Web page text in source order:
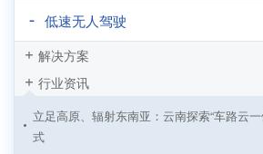
低速无人驾驶
解决方案
行业资讯
立足高原、辐射东南亚：云南探索“车路云
式